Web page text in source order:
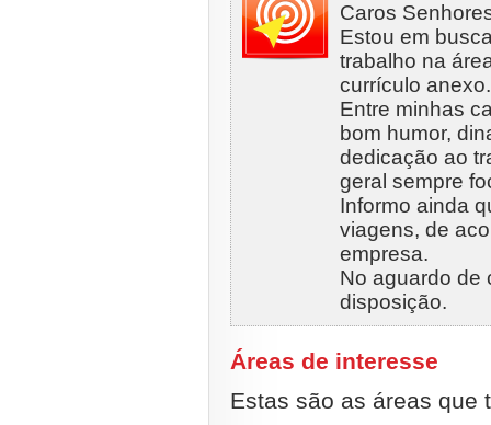
Caros
Estou em
trabalho na
currículo anexo.
Entre minhas
bom humor,
dedicação ao
geral sempre
Informo ainda
viagens, de
empresa.
No aguardo de
disposição.
Áreas de interesse
Estas são as áreas que